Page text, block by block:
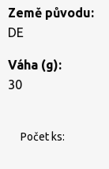
Země původu:
DE
Váha (g):
30
Počet ks: